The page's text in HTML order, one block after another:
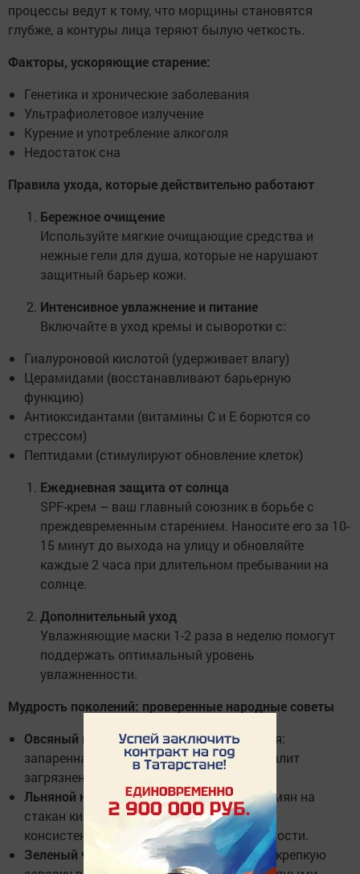
процессы ведут к тому, что морщины становятся
глубже, а контуры лица теряют былую четкость.
Факторы, ускоряющие старение:
Генетика и хронические заболевания
Ультрафиолетовое излучение
Курение и употребление алкоголя
Недостаток сна
Правила ухода, которые действительно работают
Бережное очищение
Используйте мягкие очищающие средства и
нежные гели для душа, которые не нарушают
защитный барьер кожи.
Интенсивное увлажнение и питание
Включайте в уход кремы и сыворотки с:
Гиалуроновой кислотой (удерживает влагу)
Церамидами (восстанавливают барьерную
функцию)
Антиоксидантами (витамины C и E борются со
стрессом)
Пептидами (стимулируют обновление клеток)
Ежедневная защита от солнца
SPF-крем – ваш главный союзник в борьбе с
преждевременным старением. Наносите его за 10-
15 минут до выхода на улицу и обновляйте
каждые 2 часа при длительном пребывании на
солнце.
Дополнительный уход
Увлажняющие маски 1-2 раза в неделю помогут
поддержать оптимальный уровень
увлажненности.
Мудрость поколений: проверенные народные советы
Овсяный компрессдля мягкого очищения:
запаренная овсянка в марле бережно удалит
загрязнения и успокоит кожу.
Льняной настой
против сухости: 1 ч.л. семян на
стакан кипятка, настоять до слизистой
консистенции — готовый тоник для упругости.
Зеленый чай вместо тоника: заморозьте крепкую